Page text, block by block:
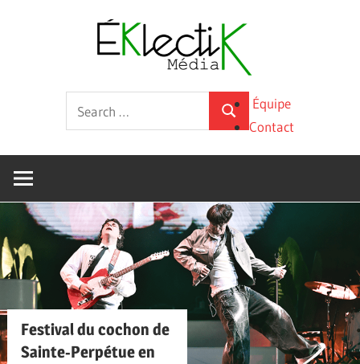
toutes
ses
formes
for:
Search
Équipe
Contact
Festival du cochon de
Sainte‑Perpétue en